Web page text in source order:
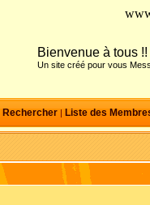
Bienvenue à tous !!
Un site créé pour vous
Rechercher| Liste des